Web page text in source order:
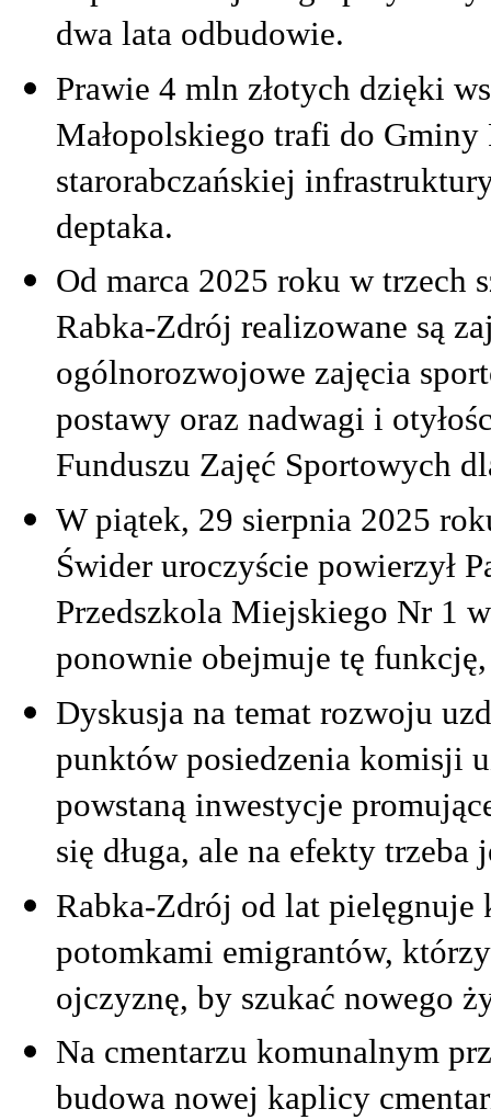
dwa lata odbudowie.
Prawie 4 mln złotych dzięki
Małopolskiego trafi do
starorabczańskiej
deptaka.
Od marca 2025 roku w trzech
Rabka-Zdrój realizowane są
ogólnorozwojowe zajęcia
postawy oraz nadwagi i
Funduszu Zajęć Sportowych
W piątek, 29 sierpnia 2025
Świder uroczyście powierzył
Przedszkola Miejskiego Nr 1
ponownie obejmuje tę
Dyskusja na temat rozwoju
punktów posiedzenia komisji
powstaną inwestycje
się długa, ale na efekty trzeba
Rabka-Zdrój od lat
potomkami emigrantów,
ojczyznę, by szukać nowego
Na cmentarzu komunalnym
budowa nowej kaplicy